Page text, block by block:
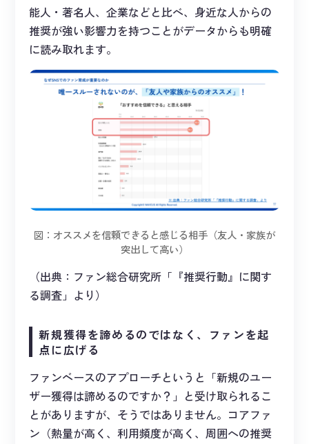
能人・著名人、企業などと比べ、身近な人からの
推奨が強い影響力を持つことがデータからも明確
に読み取れます。
図：オススメを信頼できると感じる相手（友人・家族が
突出して高い）
（出典：ファン総合研究所「『推奨行動』に関す
る調査」より）
新規獲得を諦めるのではなく、ファンを起
点に広げる
ファンベースのアプローチというと「新規のユー
ザー獲得は諦めるのですか？」と受け取られるこ
とがありますが、そうではありません。コアファ
ン（熱量が高く、利用頻度が高く、周囲への推奨